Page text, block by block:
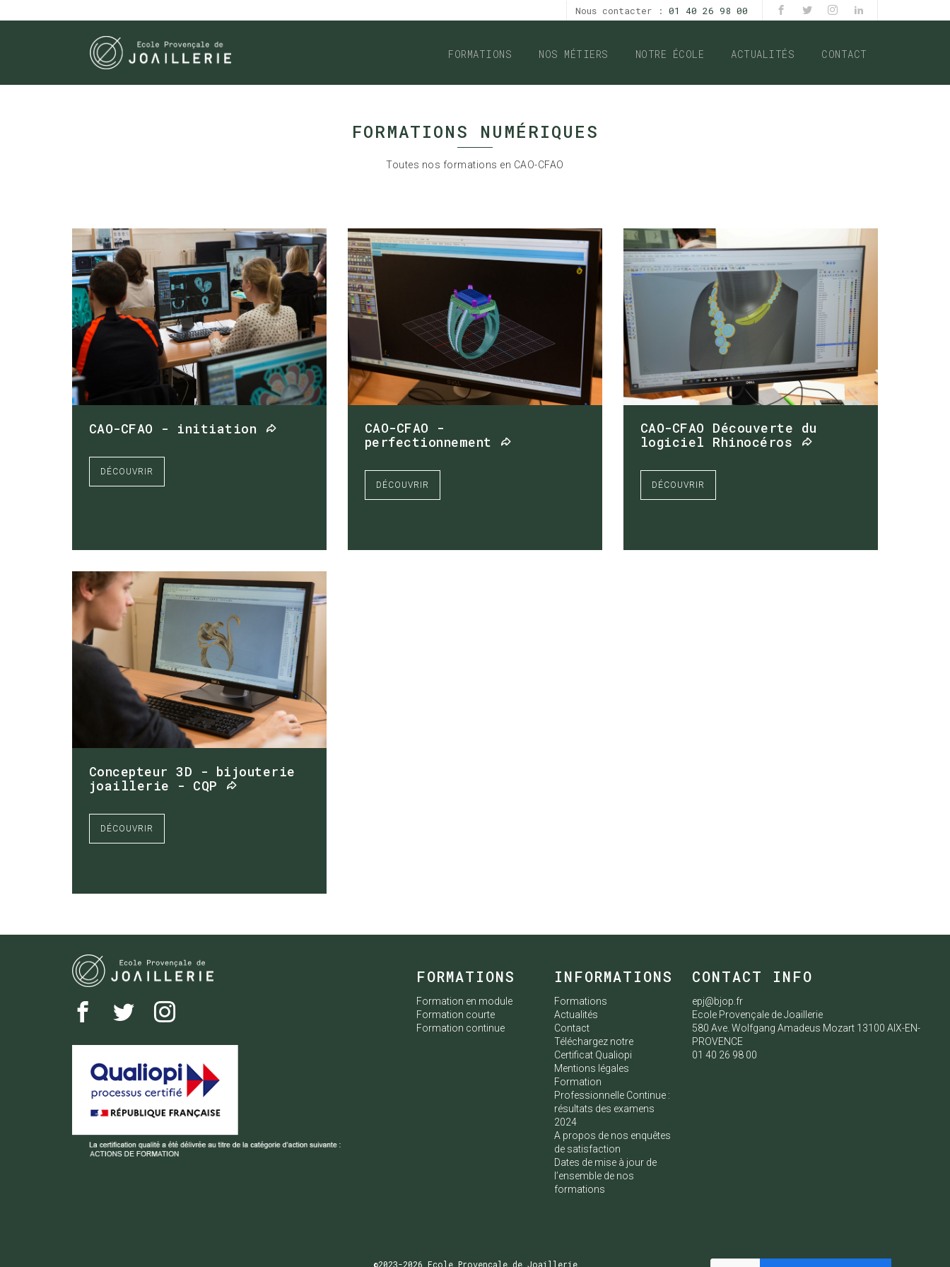
Nous contacter : 01 40 26 98 00
FORMATIONS NOS MÉTIERS NOTRE ÉCOLE ACTUALITÉS CONTACT
FORMATIONS NUMÉRIQUES
Toutes nos formations en CAO-CFAO
CAO-CFAO - initiation
DÉCOUVRIR
CAO-CFAO -
perfectionnement
DÉCOUVRIR
CAO-CFAO Découverte du
logiciel Rhinocéros
DÉCOUVRIR
Concepteur 3D - bijouterie
joaillerie - CQP
DÉCOUVRIR
FORMATIONS
Formation en module
Formation courte
Formation continue
INFORMATIONS
Formations
Actualités
Contact
Téléchargez notre
Certificat Qualiopi
Mentions légales
Formation
Professionnelle Continue :
résultats des examens
2024
A propos de nos enquêtes
de satisfaction
Dates de mise à jour de
l’ensemble de nos
formations
CONTACT INFO
epj@bjop.fr
Ecole Provençale de Joaillerie
580 Ave. Wolfgang Amadeus Mozart 13100 AIX-EN-
PROVENCE
01 40 26 98 00
©2023-2026 Ecole Provençale de Joaillerie